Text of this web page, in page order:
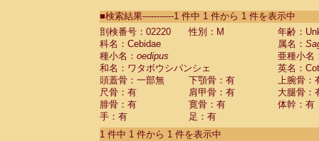
CebidaeSaguinus labiatus(0)
Cebidae Saguinus leucopus (0)
Cebidae
Cebidae
CebidaeSaguinus nigricollis (0)
Cebidae Saguinus oedipus
Cebidae Saguinus weddelli
Cebidae Saguinusspp.
Cebidae Aotus trivirgatus
Cebidae Cebus albifrons
■検索結果-----------1 件中 1 件から 1 件を表示中
剖検番号：02220
性別：M
年齢：
科名：Cebidae
属名：
種小名： oedipus
亜種小名
和名：ワタボウシパンシェ
英名：
頭蓋骨：一部無
下顎骨：有
上腕骨：
尺骨：有
肩甲骨：有
大腿骨：
腓骨：有
寛骨：有
体幹：有
手：有
足：有
1 件中 1 件から 1 件を表示中